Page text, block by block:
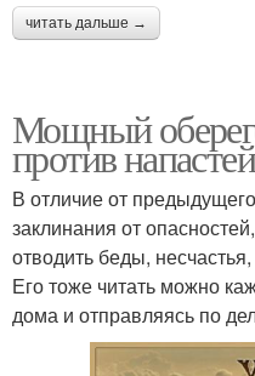
читать дальше →
Мощный
против
В отличие от
заклинания от
отводить беды,
Его тоже читать можно
дома и отправляясь по